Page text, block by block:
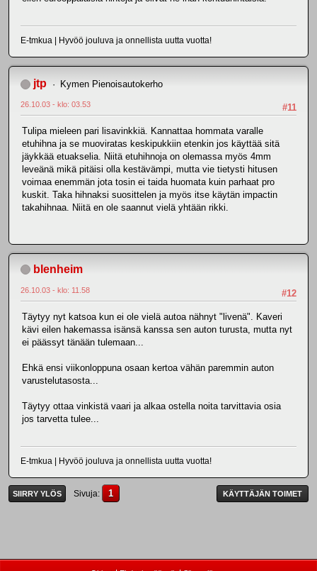
E-tmkua | Hyvöö jouluva ja onnellista uutta vuotta!
jtp Kymen Pienoisautokerho
#11
26.10.03 - klo: 03.53
Tulipa mieleen pari lisavinkkiä. Kannattaa hommata varalle
etuhihna ja se muoviratas keskipukkiin etenkin jos käyttää sitä
jäykkää etuakselia. Niitä etuhihnoja on olemassa myös 4mm
leveänä mikä pitäisi olla kestävämpi, mutta vie tietysti hitusen
voimaa enemmän jota tosin ei taida huomata kuin parhaat pro
kuskit. Taka hihnaksi suosittelen ja myös itse käytän impactin
takahihnaa. Niitä en ole saannut vielä yhtään rikki.
blenheim
#12
26.10.03 - klo: 11.58
Täytyy nyt katsoa kun ei ole vielä autoa nähnyt "livenä". Kaveri
kävi eilen hakemassa isänsä kanssa sen auton turusta, mutta nyt
ei päässyt tänään tulemaan...
Ehkä ensi viikonloppuna osaan kertoa vähän paremmin auton
varustelutasosta...
Täytyy ottaa vinkistä vaari ja alkaa ostella noita tarvittavia osia
jos tarvetta tulee...
E-tmkua | Hyvöö jouluva ja onnellista uutta vuotta!
SIIRRY YLÖS Sivuja 1 KÄYTTÄJÄN TOIMET